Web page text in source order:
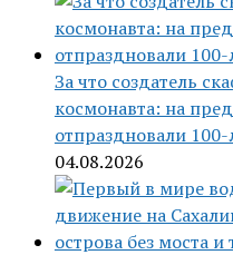
За что создатель
космонавта: на
отпраздновали
04.08.2026